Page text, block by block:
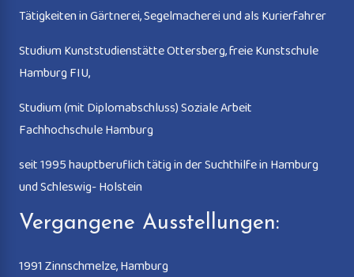
Tätigkeiten in Gärtnerei, Segelmacherei und als Kurierfahrer
Studium Kunststudienstätte Ottersberg, freie Kunstschule
Hamburg FIU,
Studium (mit Diplomabschluss) Soziale Arbeit
Fachhochschule Hamburg
seit 1995 hauptberuflich tätig in der Suchthilfe in Hamburg
und Schleswig- Holstein
Vergangene Ausstellungen:
1991 Zinnschmelze, Hamburg